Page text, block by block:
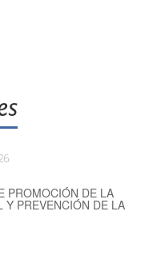
PROMOCIÓN DE LA
Y PREVENCIÓN DE LA